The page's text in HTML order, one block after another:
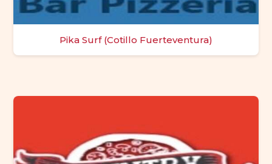
Pika Surf (Cotillo Fuerteventura)